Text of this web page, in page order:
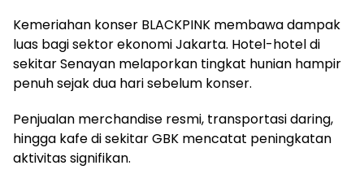
Kemeriahan konser BLACKPINK membawa dampak
luas bagi sektor ekonomi Jakarta. Hotel-hotel di
sekitar Senayan melaporkan tingkat hunian hampir
penuh sejak dua hari sebelum konser.
Penjualan merchandise resmi, transportasi daring,
hingga kafe di sekitar GBK mencatat peningkatan
aktivitas signifikan.